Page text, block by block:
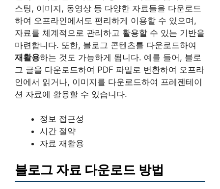
스팅, 이미지, 동영상 등 다양한 자료들을 다운로드
하여 오프라인에서도 편리하게 이용할 수 있으며,
자료를 체계적으로 관리하고 활용할 수 있는 기반을
마련합니다. 또한, 블로그 콘텐츠를 다운로드하여
재활용하는 것도 가능하게 됩니다. 예를 들어, 블로
그 글을 다운로드하여 PDF 파일로 변환하여 오프라
인에서 읽거나, 이미지를 다운로드하여 프레젠테이
션 자료에 활용할 수 있습니다.
정보 접근성
시간 절약
자료 재활용
블로그 자료 다운로드 방법